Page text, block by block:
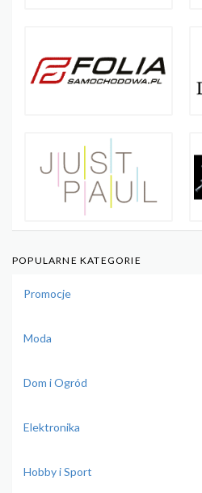
POPULARNE KATEGORIE
Promocje
Moda
Dom i Ogród
Elektronika
Hobby i Sport